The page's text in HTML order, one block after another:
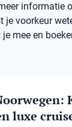
informatie
je voorkeur
mee en
luxe